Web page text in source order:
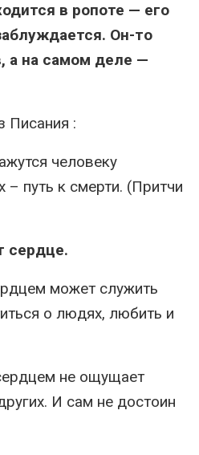
в ропоте — его
Он-то
а на самом деле —
Писания :
человеку
путь к смерти. (Притчи
сердце.
может служить
о людях, любить и
не ощущает
И сам не достоин